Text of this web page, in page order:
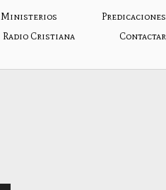
Ministerios
Predicaciones
Radio Cristiana Contactar